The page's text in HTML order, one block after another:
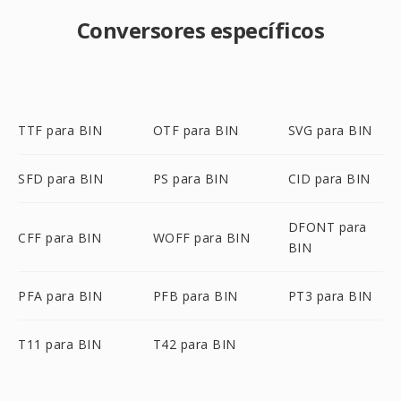
Conversores específicos
TTF para BIN OTF para BIN SVG para BIN
SFD para BIN PS para BIN CID para BIN
CFF para BIN WOFF para BIN
DFONT para
BIN
PFA para BIN PFB para BIN PT3 para BIN
T11 para BIN T42 para BIN